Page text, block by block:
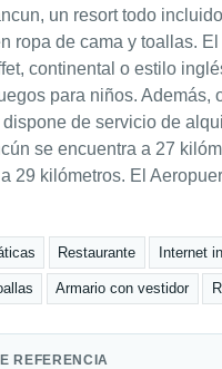
un resort todo
ropa de cama y toallas.
continental o estilo
para niños.
de servicio de
se encuentra a 27
29 kilómetros. El
Restaurante Internet
Armario con vestidor
REFERENCIA